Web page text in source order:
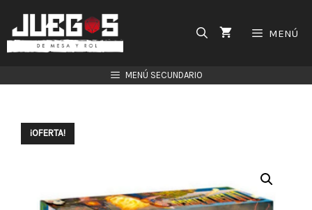
contenido
MENÚ
MENÚ SECUNDARIO
¡OFERTA!